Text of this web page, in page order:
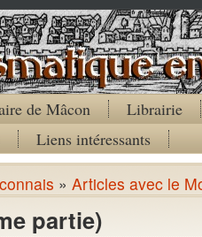
de Mâcon
Librairie
Liens intéressants
» Articles avec le
partie)